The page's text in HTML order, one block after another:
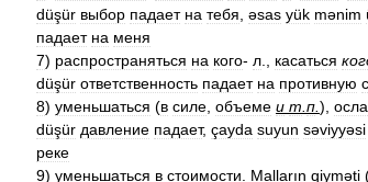
düşür выбор падает на тебя əsas yük mənim
падает на меня
7) распространяться на кого- л касаться
düşür ответственность падает на противную
8) уменьшаться (в силе объеме и т п ),
düşür давление падает, çayda suyun səviyyəsi
реке
9) уменьшаться в стоимости Malların qiyməti